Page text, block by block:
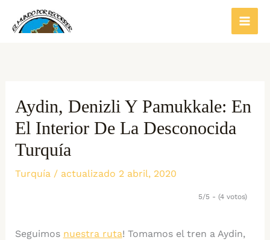
Aydin, Denizli Y Pamukkale: En
El Interior De La Desconocida
Turquía
Turquía/ actualizado 2 abril, 2020
5/5 - (4 votos)
Seguimos nuestra ruta! Tomamos el tren a Aydin,